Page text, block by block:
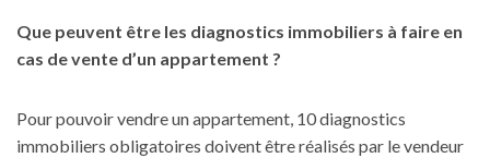
Que peuvent être les diagnostics immobiliers à faire en
cas de vente d’un appartement ?
Pour pouvoir vendre un appartement, 10 diagnostics
immobiliers obligatoires doivent être réalisés par le vendeur